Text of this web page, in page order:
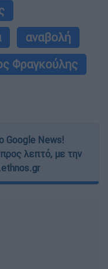
αναβολή
Φραγκούλης
Google News!
λεπτό, με την